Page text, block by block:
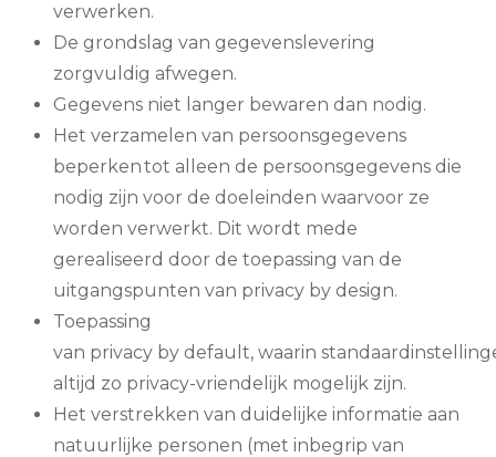
verwerken.
De grondslag van gegevenslevering
zorgvuldig afwegen.
Gegevens niet langer bewaren dan nodig.
Het verzamelen van persoonsgegevens
beperken tot alleen de persoonsgegevens die
nodig zijn voor de doeleinden waarvoor ze
worden verwerkt. Dit wordt mede
gerealiseerd door de toepassing van de
uitgangspunten van privacy by design.
Toepassing
van privacy by default, waarin
altijd zo privacy-vriendelijk mogelijk zijn.
Het verstrekken van duidelijke informatie aan
natuurlijke personen (met inbegrip van